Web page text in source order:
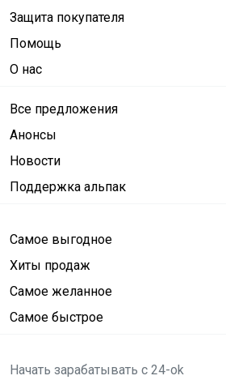
Защита покупателя
Помощь
О нас
Все предложения
Анонсы
Новости
Поддержка альпак
Самое выгодное
Хиты продаж
Самое желанное
Самое быстрое
Начать зарабатывать с 24-ok